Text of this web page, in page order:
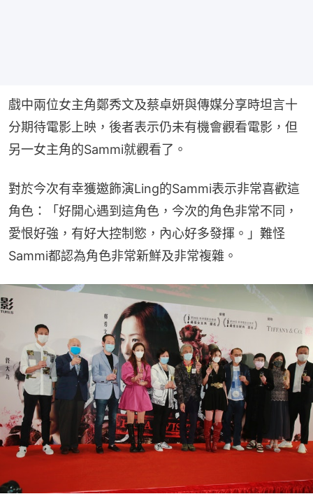
戲中兩位女主角鄭秀文及蔡卓妍與傳媒分享時坦言十
分期待電影上映，後者表示仍未有機會觀看電影，但
另一女主角的Sammi就觀看了。
對於今次有幸獲邀飾演Ling的Sammi表示非常喜歡這
角色：「好開心遇到這角色，今次的角色非常不同，
愛恨好強，有好大控制慾，內心好多發揮。」難怪
Sammi都認為角色非常新鮮及非常複雜。